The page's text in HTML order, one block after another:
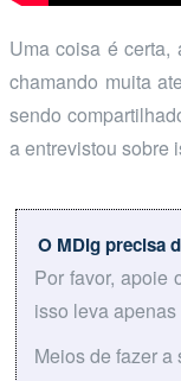
Uma coisa é
chamando muita
sendo
a entrevistou sobre
O MDig precisa
Por favor, apoie
isso leva
Meios de fazer